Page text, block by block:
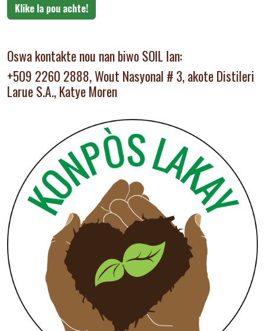
Klike la pou achte!
Oswa kontakte nou nan biwo SOIL lan:
+509 2260 2888, Wout Nasyonal # 3, akote Distileri
Larue S.A., Katye Moren